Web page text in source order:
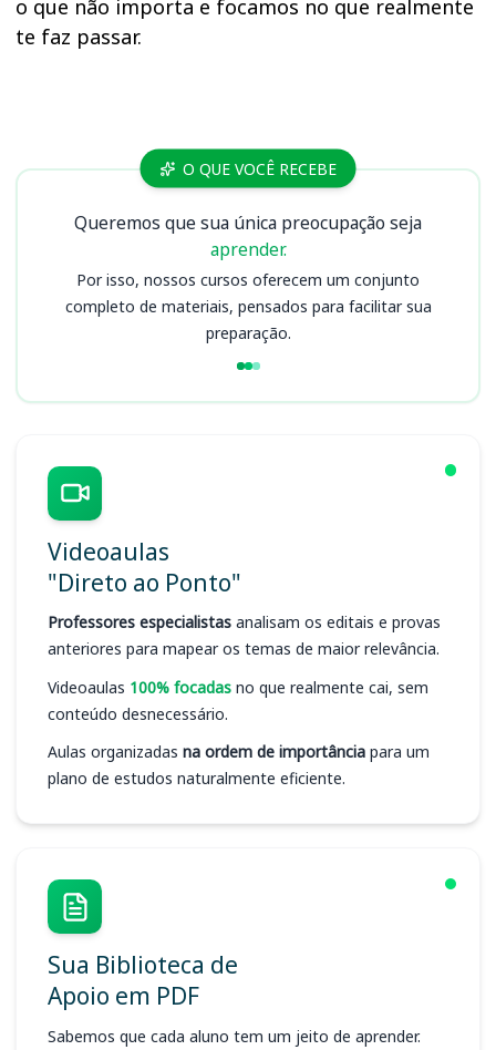
o que não importa e focamos no que realmente
te faz passar.
Cursos O QUE VOCÊ RECEBE
Queremos que sua única preocupação seja
aprender.
Por isso, nossos cursos oferecem um conjunto
completo de materiais, pensados para facilitar sua
preparação.
Videoaulas
"Direto ao Ponto"
Professores especialistas analisam os editais e provas
anteriores para mapear os temas de maior relevância.
Videoaulas 100% focadas no que realmente cai, sem
conteúdo desnecessário.
Aulas organizadas na ordem de importância para um
plano de estudos naturalmente eficiente.
Sua Biblioteca de
Apoio em PDF
Sabemos que cada aluno tem um jeito de aprender.